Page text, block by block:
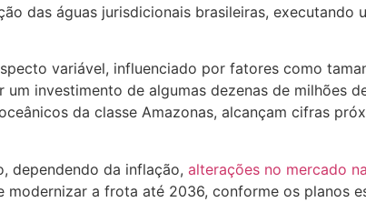
das águas jurisdicionais brasileiras,
variável, influenciado por fatores como
investimento de algumas dezenas de milhões
da classe Amazonas, alcançam cifras
dependendo da inflação, alterações no mercado
modernizar a frota até 2036, conforme os planos